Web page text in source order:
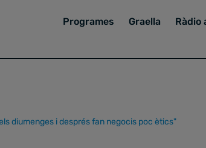
Programes Graella Ràdio
diumenges i després fan negocis poc ètics"